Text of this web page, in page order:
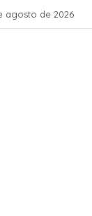
agosto de 2026